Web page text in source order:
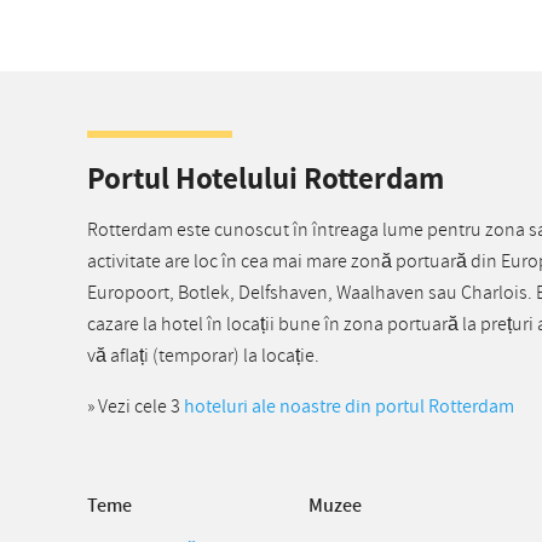
Portul Hotelului Rotterdam
Rotterdam este cunoscut în întreaga lume pentru zona
activitate are loc în cea mai mare zonă portuară din
Europoort, Botlek, Delfshaven, Waalhaven sau
cazare la hotel în locații bune în zona portuară la
vă aflați (temporar) la locație.
» Vezi cele 3 hoteluri ale noastre din portul Rotterdam
Teme
Muzee